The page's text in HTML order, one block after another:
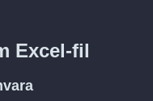
Excel-fil